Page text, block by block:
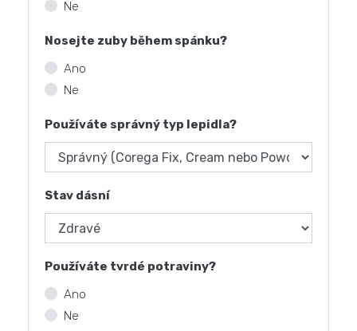
Ne
Nosejte zuby během spánku?
Ano
Ne
Používáte správný typ lepidla?
Stav dásní
Používáte tvrdé potraviny?
Ano
Ne